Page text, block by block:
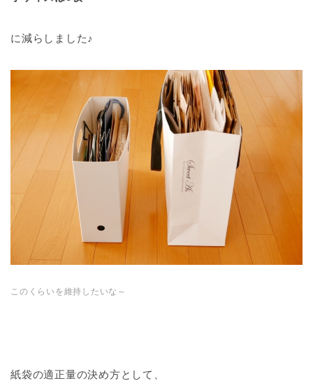
に減らしました♪
このくらいを維持したいな～
紙袋の適正量の決め方として、